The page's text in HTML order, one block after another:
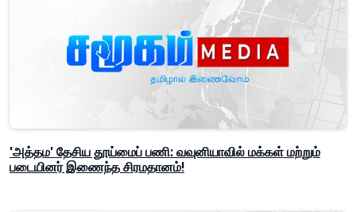
'அத்தம' தேசிய தூய்மைப் பணி: வவுனியாவில் மக்கள் மற்றும்
படையினர் இணைந்த சிரமதானம்!